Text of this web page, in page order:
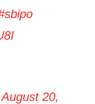
August 20,